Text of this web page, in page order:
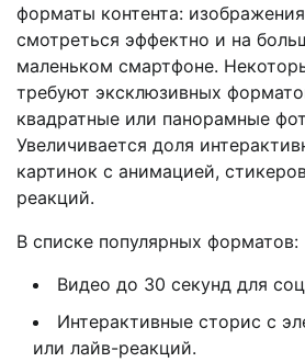
форматы контента:
смотреться эффектно и на
маленьком смартфоне.
требуют эксклюзивных
квадратные или панорамные
Увеличивается доля
картинок с анимацией,
реакций.
В списке популярных форматов:
Видео до 30 секунд для
Интерактивные сторис с
или лайв-реакций.